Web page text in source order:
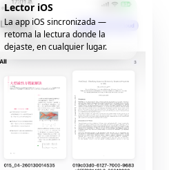
Lector iOS
La app iOS sincronizada —
retoma la lectura donde la
dejaste, en cualquier lugar.